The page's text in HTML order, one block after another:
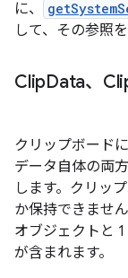
に、
して、その参照
ClipData、
クリップボード
データ自体の両
します。クリッ
か保持できません
オブジェクトと
が含まれます。